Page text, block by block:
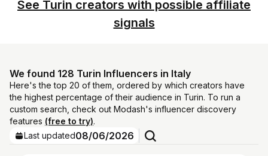
See Turin creators with possible affiliate
signals
We found 128 Turin Influencers in Italy
Here's the top 20 of them, ordered by which creators have
the highest percentage of their audience in Turin. To run a
custom search, check out Modash's influencer discovery
features (free to try).
Last updated08/06/2026